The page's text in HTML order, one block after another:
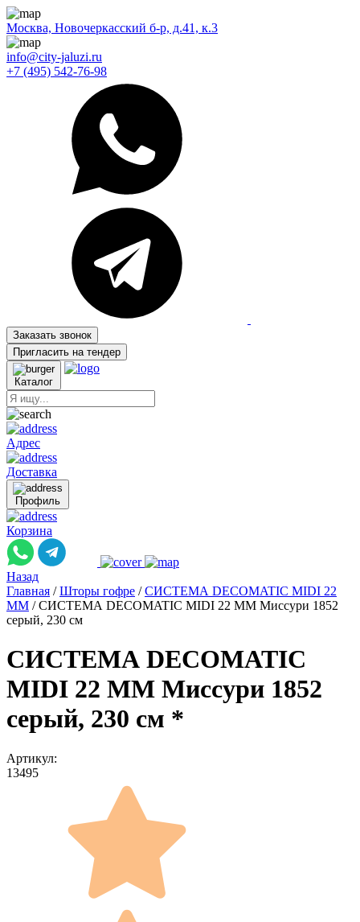
Москва, Новочеркасский б-р, д.41, к.3
info@city-jaluzi.ru
+7 (495) 542-76-98
Заказать звонок
Пригласить на тендер
Каталог
Адрес
Доставка
Профиль
Корзина
Назад
Главная / Шторы гофре / СИСТЕМА DECOMATIC MIDI 22
ММ / СИСТЕМА DECOMATIC MIDI 22 ММ Миссури 1852
серый, 230 см
СИСТЕМА DECOMATIC
MIDI 22 ММ Миссури 1852
серый, 230 см *
Артикул:
13495